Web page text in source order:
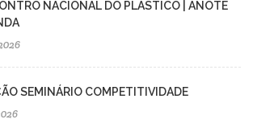
NACIONAL DO PLÁSTICO | ANOTE
SEMINÁRIO COMPETITIVIDADE